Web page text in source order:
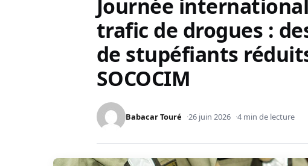
Journée
trafic de drogues :
de stupéfiants
SOCOCIM
Babacar Touré 26 juin 2026 4 min de lecture